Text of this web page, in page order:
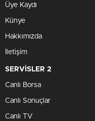
Üye Kaydı
Künye
Hakkımızda
İletişim
SERVİSLER 2
Canlı Borsa
Canlı Sonuçlar
Canlı TV